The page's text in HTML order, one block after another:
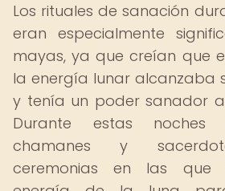
Los rituales de sanación
eran especialmente
mayas, ya que creían que
la energía lunar alcanzaba
y tenía un poder sanador
Durante estas noches
chamanes y
ceremonias en las que